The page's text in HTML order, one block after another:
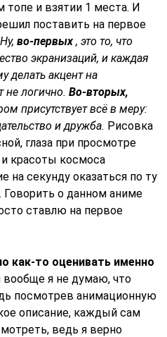
топе и взятии 1 места. И
поставить на первое
Ну, во-первых , это то, что
экранизаций, и каждая
делать акцент на
не логично. Во-вторых,
присутствует всё в меру:
и дружба. Рисовка
глаза при просмотре
красоты космоса
на секунду оказаться по ту
Говорить о данном аниме
ставлю на первое
как-то оценивать именно
вообще я не думаю, что
посмотрев анимационную
описание, каждый сам
ведь я верно